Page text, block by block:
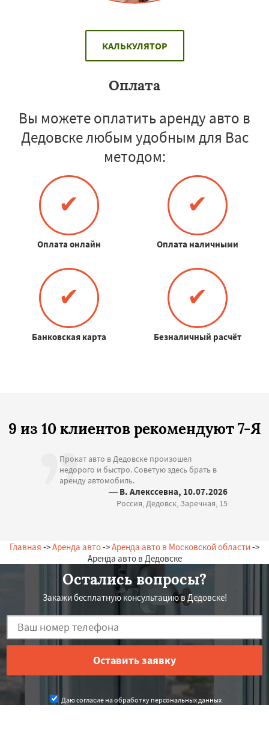
КАЛЬКУЛЯТОР
Оплата
Вы можете оплатить аренду авто в
Дедовске любым удобным для Вас
методом:
✔
Оплата онлайн
✔
Оплата наличными
✔
Банковская карта
✔
Безналичный расчёт
9 из 10 клиентов рекомендуют 7-Я
Прокат авто в Дедовске произошел
недорого и быстро. Советую здесь брать в
аренду автомобиль.
— В. Алекссевна, 10.07.2026
Россия, Дедовск, Заречная, 15
Главная ->Аренда авто->Аренда авто в Московской области->
Аренда авто в Дедовске
Остались вопросы?
Закажи бесплатную консультацию в Дедовске!
Даю согласие на обработку персональных данных